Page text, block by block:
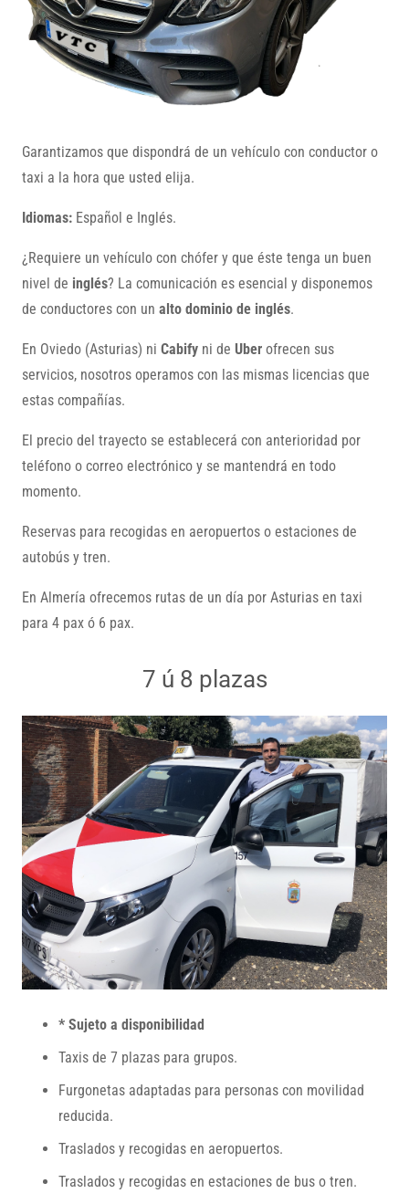
Garantizamos que dispondrá de un vehículo con conductor o
taxi a la hora que usted elija.
Idiomas: Español e Inglés.
¿Requiere un vehículo con chófer y que éste tenga un buen
nivel de inglés? La comunicación es esencial y disponemos
de conductores con un alto dominio de inglés.
En Oviedo (Asturias) ni Cabify ni de Uber ofrecen sus
servicios, nosotros operamos con las mismas licencias que
estas compañías.
El precio del trayecto se establecerá con anterioridad por
teléfono o correo electrónico y se mantendrá en todo
momento.
Reservas para recogidas en aeropuertos o estaciones de
autobús y tren.
En Almería ofrecemos rutas de un día por Asturias en taxi
para 4 pax ó 6 pax.
7 ú 8 plazas
* Sujeto a disponibilidad
Taxis de 7 plazas para grupos.
Furgonetas adaptadas para personas con movilidad
reducida.
Traslados y recogidas en aeropuertos.
Traslados y recogidas en estaciones de bus o tren.